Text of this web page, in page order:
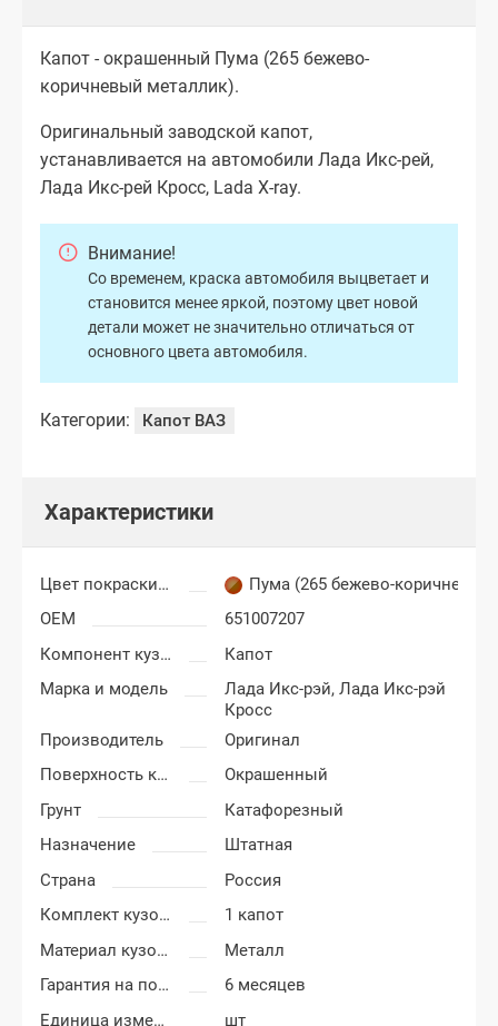
Капот - окрашенный Пума (265 бежево-
коричневый металлик).
Оригинальный заводской капот,
устанавливается на автомобили Лада Икс-рей,
Лада Икс-рей Кросс, Lada X-ray.
Внимание!
Со временем, краска автомобиля выцветает и
становится менее яркой, поэтому цвет новой
детали может не значительно отличаться от
основного цвета автомобиля.
Категории: Капот ВАЗ
Характеристики
Цвет покраски Лада Икс-рей (X-Rey)
Пума (265 бежево-
OEM
651007207
Компонент кузова
Капот
Марка и модель
Лада Икс-рэй,Лада Икс-рэй
Кросс
Производитель
Оригинал
Поверхность капота
Окрашенный
Грунт
Катафорезный
Назначение
Штатная
Страна
Россия
Комплект кузовных деталей
1 капот
Материал кузовных деталей
Металл
Гарантия на покраску
6 месяцев
Единица измерения
шт